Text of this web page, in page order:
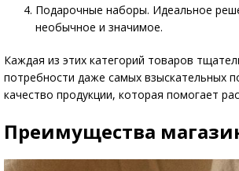
Подарочные наборы. Идеальное
необычное и значимое.
Каждая из этих категорий товаров
потребности даже самых взыскательных
качество продукции, которая помогает
Преимущества